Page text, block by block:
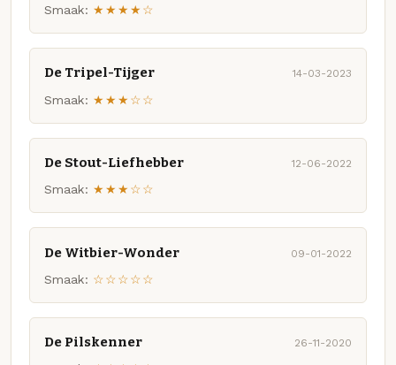
Smaak: ★★★★☆
De Tripel-Tijger 14-03-2023
Smaak: ★★★☆☆
De Stout-Liefhebber 12-06-2022
Smaak: ★★★☆☆
De Witbier-Wonder 09-01-2022
Smaak: ☆☆☆☆☆
De Pilskenner 26-11-2020